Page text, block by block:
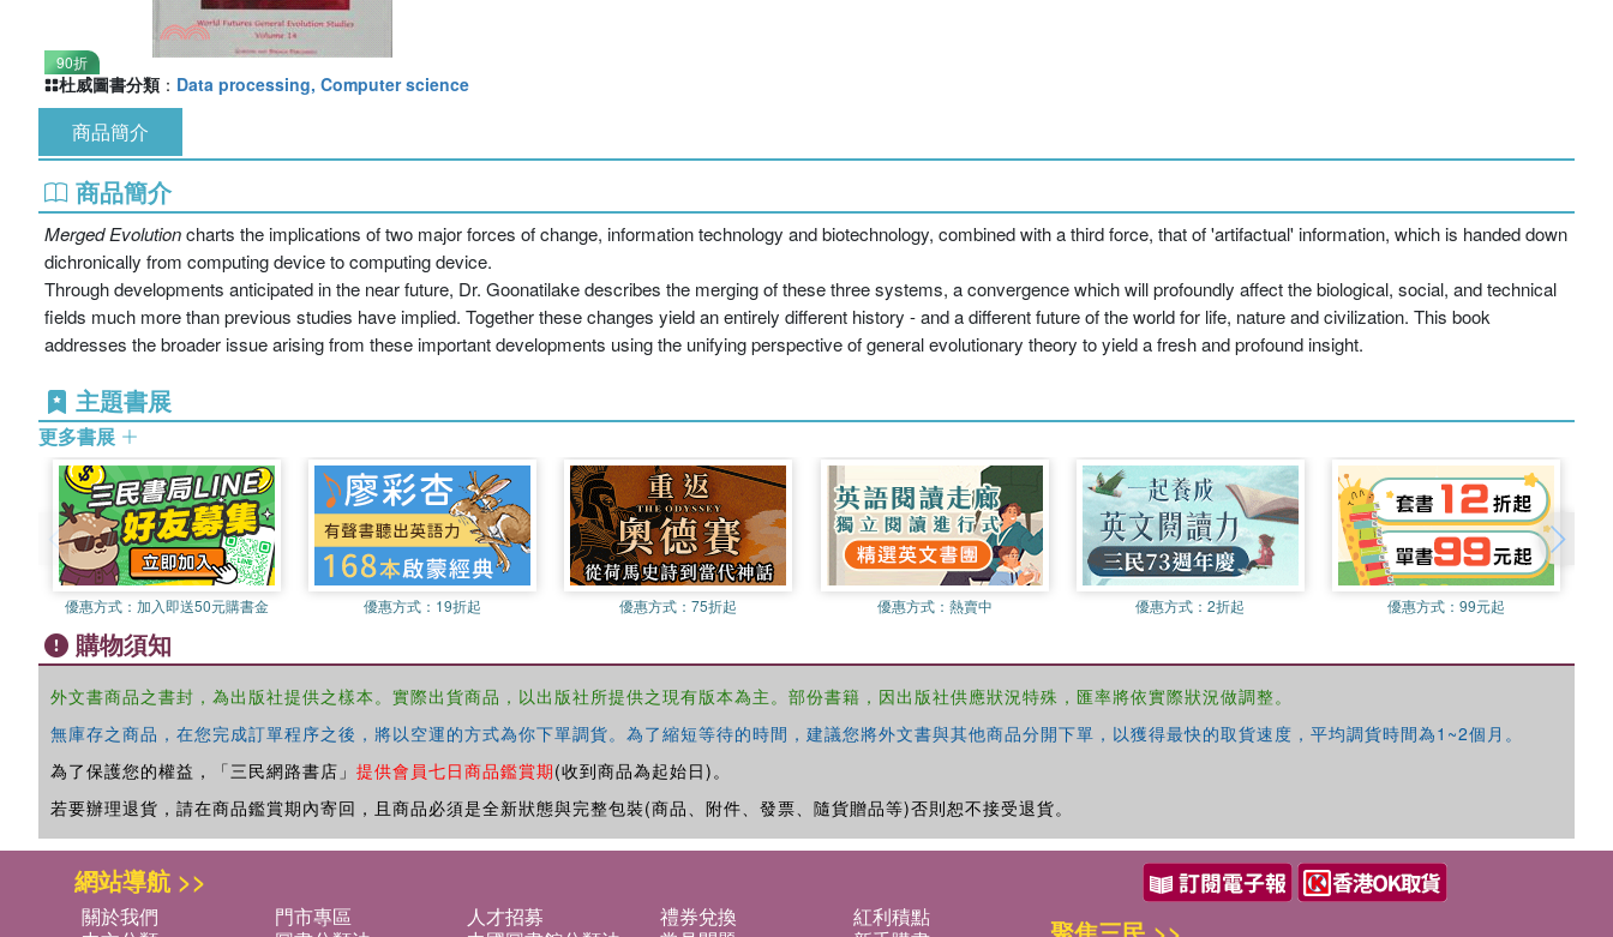
90折
杜威圖書分類 ： Data processing, Computer science
商品簡介
商品簡介
Merged Evolutioncharts the implications of two major forces of change, information technology and biotechnology, combined with a third force, that of 'artifactual' information, which is handed down
dichronically from computing device to computing device.
Through developments anticipated in the near future, Dr. Goonatilake describes the merging of these three systems, a convergence which will profoundly affect the biological, social, and technical
fields much more than previous studies have implied. Together these changes yield an entirely different history - and a different future of the world for life, nature and civilization. This book
addresses the broader issue arising from these important developments using the unifying perspective of general evolutionary theory to yield a fresh and profound insight.
主題書展
更多書展
優惠方式： 加入即送50元購書金 優惠方式： 19折起 優惠方式：75折起 優惠方式： 熱賣中 優惠方式：2折起 優惠方式：99元起
購物須知
外文書商品之書封，為出版社提供之樣本。實際出貨商品，以出版社所提供之現有版本為主。部份書籍，因出版社供應狀況特殊，匯率將依實際狀況做調整。
無庫存之商品，在您完成訂單程序之後，將以空運的方式為你下單調貨。為了縮短等待的時間，建議您將外文書與其他商品分開下單，以獲得最快的取貨速度，平均調貨時間為1~2個月。
為了保護您的權益，「三民網路書店」 提供會員七日商品鑑賞期(收到商品為起始日)。
若要辦理退貨，請在商品鑑賞期內寄回，且商品必須是全新狀態與完整包裝(商品、附件、發票、隨貨贈品等)否則恕不接受退貨。
網站導航 >>
關於我們 門市專區 人才招募 禮券兌換
紅利積點